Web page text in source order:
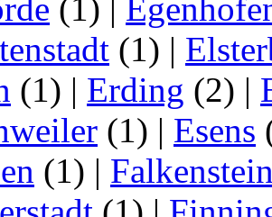
(1) |
(1) |
(1) | Erding (2) |
(1) | Esens
(1) |